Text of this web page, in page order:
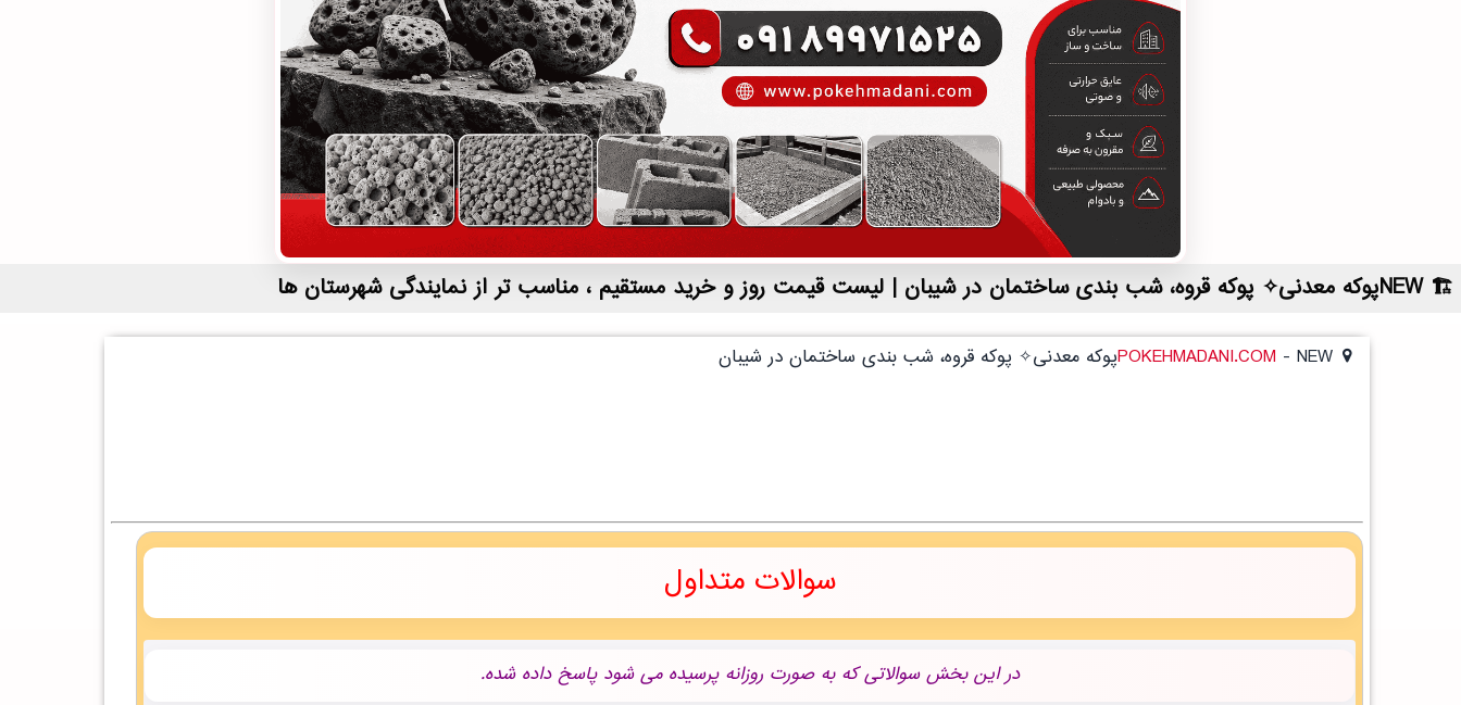
NEWپوکه معدنی✧ پوکه قروه، شب بندی ساختمان در شيبان | لیست قیمت روز و خرید مستقیم ، مناسب تر از نمایندگی شهرستان ها
POKEHMADANI.COM - NEWپوکه معدنی✧ پوکه قروه، شب بندی ساختمان در شيبان
سوالات متداول
در این بخش سوالاتی که به صورت روزانه پرسیده می شود پاسخ داده شده.